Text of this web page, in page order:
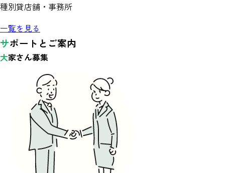
種別貸店舗・事務所
一覧を見る
サポートとご案内
大家さん募集